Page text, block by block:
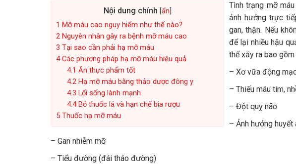
Nội dung chính [ẩn
1 Mỡ máu cao nguy hiểm như thế nào?
2 Nguyên nhân gây ra bệnh mỡ máu cao
3 Tại sao cần phải hạ mỡ máu
4Các phương pháp hạ mỡ máu hiệu quả
4.1 Ăn thực phẩm tốt
4.2 Hạ mỡ máu bằng thảo dược đông y
4.3 Lối sống lành mạnh
4.4Bỏ thuốc lá và hạn chế bia rượu
5 Thuốc hạ mỡ máu
Tình trạng mỡ
ảnh hưởng trực
gan, thận. Nếu
để lại nhiều hậu
thể xảy ra bao gồm
– Xơ vữa động
– Thiếu máu tim,
– Đột quỵ não
– Ảnh hưởng huyết
– Gan nhiễm mỡ
– Tiểu đường (đái tháo đường)